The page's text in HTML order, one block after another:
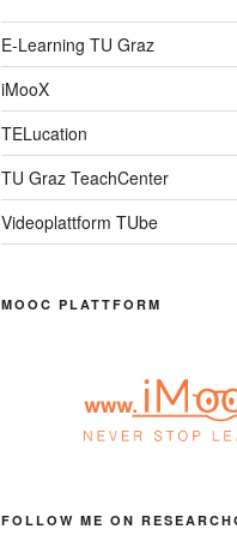
E-Learning TU Graz
iMooX
TELucation
TU Graz TeachCenter
Videoplattform TUbe
MOOC PLATTFORM
FOLLOW ME ON